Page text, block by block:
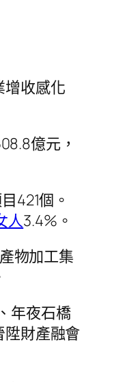
增收感化
億元，
421個。
人3.4%。
物加工集
年夜石橋
財產融會